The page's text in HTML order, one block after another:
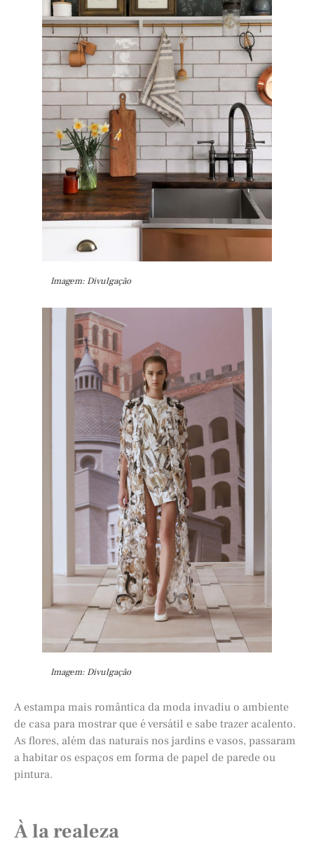
Imagem: Divulgação
Imagem: Divulgação
A estampa mais romântica da moda invadiu o ambiente
de casa para mostrar que é versátil e sabe trazer acalento.
As flores, além das naturais nos jardins e vasos, passaram
a habitar os espaços em forma de papel de parede ou
pintura.
À la realeza